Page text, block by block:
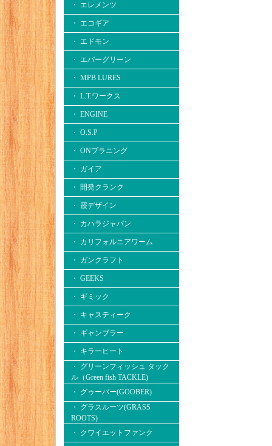
・ エレメンツ
・ エコギア
・ エドモン
・ エバーグリーン
・ MPB LURES
・ L.T.ワークス
・ ENGINE
・ O.S.P
・ ONプラニング
・ ガイア
・ 開発クランク
・ 霞デザイン
・ カハラジャパン
・ カリフォルニアワーム
・ ガンクラフト
・ GEEKS
・ ギミック
・ キャスティーク
・ ギャンブラー
・ キラーヒート
・ グリーンフィッシュ タック
ル（Green fish TACKLE)
・ グゥーバー(GOOBER)
・ グラスルーツ(GRASS
ROOTS)
・ クワイエットファンク